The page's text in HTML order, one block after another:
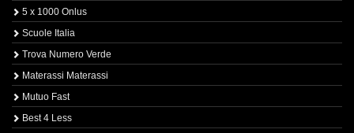
5 x 1000 Onlus
Scuole Italia
Trova Numero Verde
Materassi Materassi
Mutuo Fast
Best 4 Less